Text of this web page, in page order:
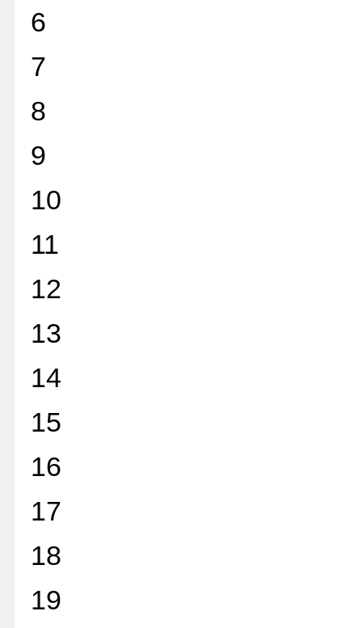
6
7
8
9
10
11
12
13
14
15
16
17
18
19